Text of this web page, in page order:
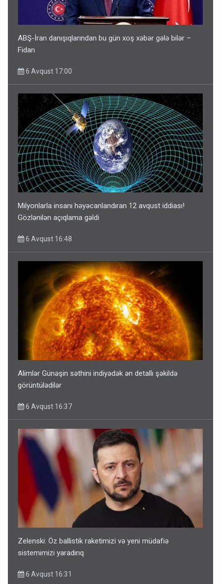
ABŞ-İran danışıqlarından bu gün xoş xəbər gələ bilər –
Fidan
6 Avqust 17:00
Milyonlarla insanı həyəcanlandıran 12 avqust iddiası!
Gözlənilən açıqlama gəldi
6 Avqust 16:48
Alimlər Günəşin səthini indiyədək ən detallı şəkildə
görüntülədilər
6 Avqust 16:37
Zelenski: Öz ballistik raketimizi və yeni müdafiə
sistemimizi yaradırıq
6 Avqust 16:31